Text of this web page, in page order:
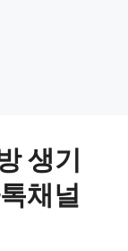
생기
채널